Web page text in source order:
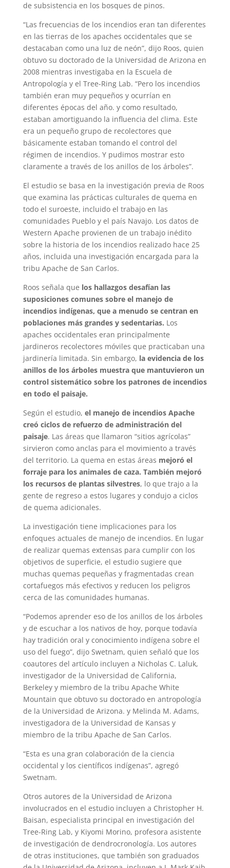
de subsistencia en los bosques de pinos.
“Las frecuencias de los incendios eran tan diferentes
en las tierras de los apaches occidentales que se
destacaban como una luz de neón”, dijo Roos, quien
obtuvo su doctorado de la Universidad de Arizona en
2008 mientras investigaba en la Escuela de
Antropología y el Tree-Ring Lab. “Pero los incendios
también eran muy pequeños y ocurrían en
diferentes épocas del año. y como resultado,
estaban amortiguando la influencia del clima. Este
era un pequeño grupo de recolectores que
básicamente estaban tomando el control del
régimen de incendios. Y pudimos mostrar esto
claramente a través de los anillos de los árboles”.
El estudio se basa en la investigación previa de Roos
que examina las prácticas culturales de quema en
todo el suroeste, incluido el trabajo en las
comunidades Pueblo y el país Navajo. Los datos de
Western Apache provienen de un trabajo inédito
sobre la historia de los incendios realizado hace 25
años, incluida una investigación encargada para la
tribu Apache de San Carlos.
Roos señala que los hallazgos desafían las
suposiciones comunes sobre el manejo de
incendios indígenas, que a menudo se centran en
poblaciones más grandes y sedentarias. Los
apaches occidentales eran principalmente
jardineros recolectores móviles que practicaban una
jardinería limitada. Sin embargo, la evidencia de los
anillos de los árboles muestra que mantuvieron un
control sistemático sobre los patrones de incendios
en todo el paisaje.
Según el estudio, el manejo de incendios Apache
creó ciclos de refuerzo de administración del
paisaje. Las áreas que llamaron “sitios agrícolas”
sirvieron como anclas para el movimiento a través
del territorio. La quema en estas áreas mejoró el
forraje para los animales de caza. También mejoró
los recursos de plantas silvestres, lo que trajo a la
gente de regreso a estos lugares y condujo a ciclos
de quema adicionales.
La investigación tiene implicaciones para los
enfoques actuales de manejo de incendios. En lugar
de realizar quemas extensas para cumplir con los
objetivos de superficie, el estudio sugiere que
muchas quemas pequeñas y fragmentadas crean
cortafuegos más efectivos y reducen los peligros
cerca de las comunidades humanas.
“Podemos aprender eso de los anillos de los árboles
y de escuchar a los nativos de hoy, porque todavía
hay tradición oral y conocimiento indígena sobre el
uso del fuego”, dijo Swetnam, quien señaló que los
coautores del artículo incluyen a Nicholas C. Laluk,
investigador de la Universidad de California,
Berkeley y miembro de la tribu Apache White
Mountain que obtuvo su doctorado en antropología
de la Universidad de Arizona. y Melinda M. Adams,
investigadora de la Universidad de Kansas y
miembro de la tribu Apache de San Carlos.
“Esta es una gran colaboración de la ciencia
occidental y los científicos indígenas”, agregó
Swetnam.
Otros autores de la Universidad de Arizona
involucrados en el estudio incluyen a Christopher H.
Baisan, especialista principal en investigación del
Tree-Ring Lab, y Kiyomi Morino, profesora asistente
de investigación de dendrocronología. Los autores
de otras instituciones, que también son graduados